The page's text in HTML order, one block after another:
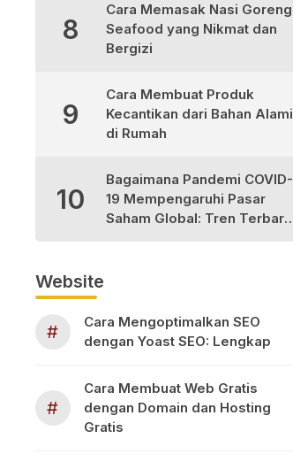
8
Cara Memasak Nasi Goreng
Seafood yang Nikmat dan
Bergizi
9
Cara Membuat Produk
Kecantikan dari Bahan Alami
di Rumah
10
Bagaimana Pandemi COVID-
19 Mempengaruhi Pasar
Saham Global: Tren Terbaru
Website
#
Cara Mengoptimalkan SEO
dengan Yoast SEO: Lengkap
#
Cara Membuat Web Gratis
dengan Domain dan Hosting
Gratis